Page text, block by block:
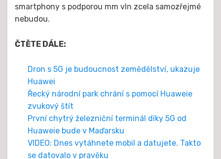
smartphony s podporou mm vln zcela samozřejmé
nebudou.
ČTĚTE DÁLE:
Dron s 5G je budoucnost zemědělství, ukazuje
Huawei
Řecký národní park chrání s pomocí Huaweie
zvukový štít
První chytrý železniční terminál díky 5G od
Huaweie bude v Maďarsku
VIDEO: Dnes vytáhnete mobil a datujete. Takto
se datovalo v pravěku